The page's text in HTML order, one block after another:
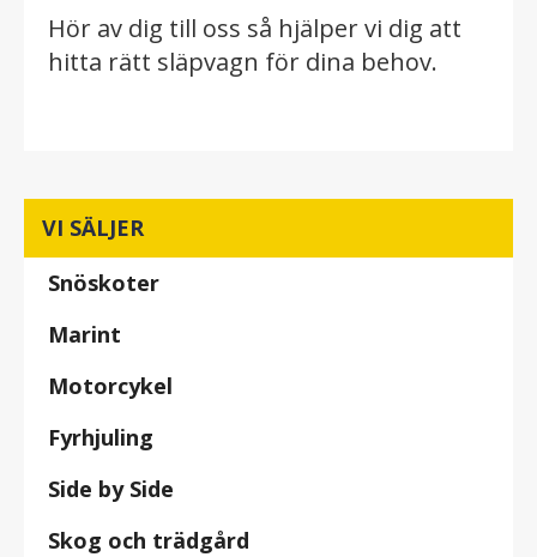
Hör av dig till oss så hjälper vi dig att
hitta rätt släpvagn för dina behov.
VI SÄLJER
Snöskoter
Marint
Motorcykel
Fyrhjuling
Side by Side
Skog och trädgård